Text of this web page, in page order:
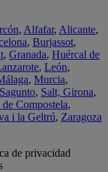
, Alfafar, Alicante,
, Burjassot,
, Granada, Huércal de
, León,
, Murcia,
Sagunto, Salt, Girona,
de Compostela,
i la Geltrú, Zaragoza
de privacidad